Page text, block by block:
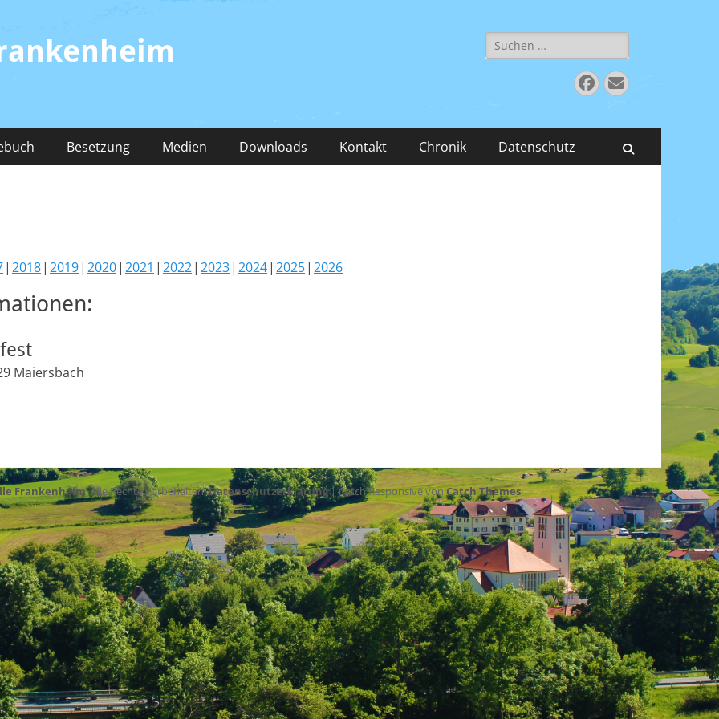
Suchen
nach:
Facebook
E-
Mail
Besetzung Medien Downloads Kontakt Chronik Datenschutz
2018 2019 2020 2021 2022 2023 2024 2025 2026
Maiersbach
Frankenheim. Alle Rechte vorbehalten.Datenschutzerklärung| Catch Responsive vonCatch Themes